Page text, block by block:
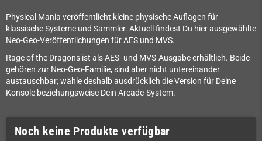
Physical Mania veröffentlicht kleine physische Auflagen für
klassische Systeme und Sammler. Aktuell findest Du hier ausgewählte
Neo-Geo-Veröffentlichungen für AES und MVS.
Rage of the Dragons ist als AES- und MVS-Ausgabe erhältlich. Beide
gehören zur Neo-Geo-Familie, sind aber nicht untereinander
austauschbar; wähle deshalb ausdrücklich die Version für Deine
Konsole beziehungsweise Dein Arcade-System.
Noch keine Produkte verfügbar